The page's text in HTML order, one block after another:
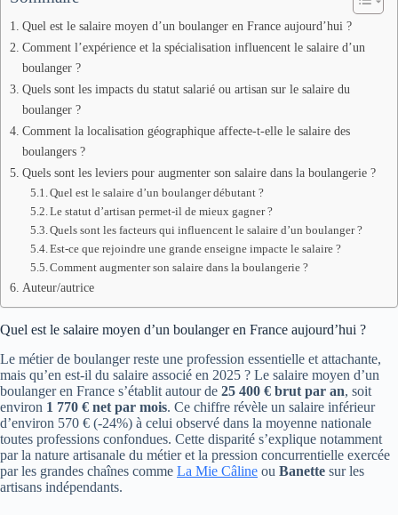
Quel est le salaire moyen d’un boulanger en France aujourd’hui ?
Comment l’expérience et la spécialisation influencent le salaire d’un
boulanger ?
Quels sont les impacts du statut salarié ou artisan sur le salaire du
boulanger ?
Comment la localisation géographique affecte-t-elle le salaire des
boulangers ?
Quels sont les leviers pour augmenter son salaire dans la boulangerie ?
Quel est le salaire d’un boulanger débutant ?
Le statut d’artisan permet-il de mieux gagner ?
Quels sont les facteurs qui influencent le salaire d’un boulanger ?
Est-ce que rejoindre une grande enseigne impacte le salaire ?
Comment augmenter son salaire dans la boulangerie ?
Auteur/autrice
Quel est le salaire moyen d’un boulanger en France aujourd’hui ?
Le métier de boulanger reste une profession essentielle et attachante,
mais qu’en est-il du salaire associé en 2025 ? Le salaire moyen d’un
boulanger en France s’établit autour de 25 400 € brut par an, soit
environ 1 770 € net par mois. Ce chiffre révèle un salaire inférieur
d’environ 570 € (-24%) à celui observé dans la moyenne nationale
toutes professions confondues. Cette disparité s’explique notamment
par la nature artisanale du métier et la pression concurrentielle exercée
par les grandes chaînes comme La Mie Câline ou Banette sur les
artisans indépendants.